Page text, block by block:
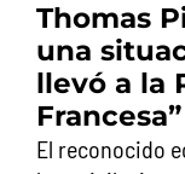
Thomas
una
llevó a la
Francesa”
El reconocido